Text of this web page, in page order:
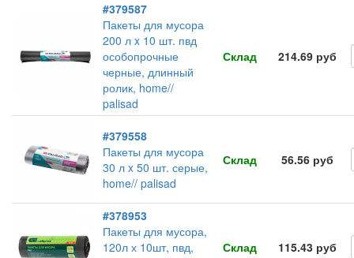
#379587
Пакеты для мусора
200 л x 10 шт. пвд
особопрочные
черные, длинный
ролик, home//
palisad
Склад 214.69 руб
#379558
Пакеты для мусора
30 л x 50 шт. серые,
home// palisad
Склад 56.56 руб
#378953
Пакеты для мусора,
120л х 10шт, пвд,
Склад 115.43 руб